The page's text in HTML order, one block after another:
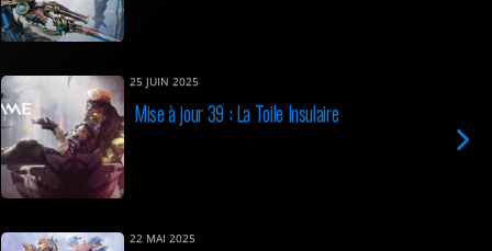
25 JUIN 2025
Mise à jour 39 : La Toile Insulaire
22 MAI 2025